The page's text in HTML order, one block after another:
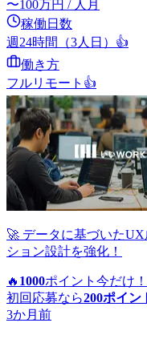
〜100万円 / 人月
稼働日数
週24時間（3人日） 👍
働き方
フルリモート 👍
🚀 データに基づいた
ション設計を強化！
🔥 1000ポイント 今だけ！
初回応募なら200ポイン
3か月前